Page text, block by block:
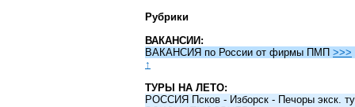
Рубрики
ВАКАНСИИ:
ВАКАНСИЯ по России от фирмы ПМП >>>
↑
ТУРЫ НА ЛЕТО:
РОССИЯ Псков - Изборск - Печоры экск.